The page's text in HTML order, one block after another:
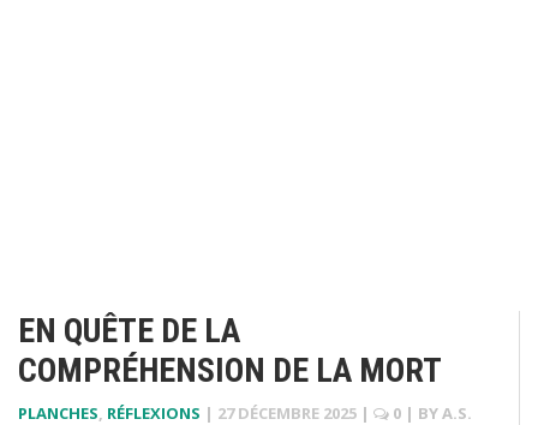
EN QUÊTE DE LA
COMPRÉHENSION DE LA MORT
PLANCHES, RÉFLEXIONS | 27 DÉCEMBRE 2025 | 0 | BYA.S.